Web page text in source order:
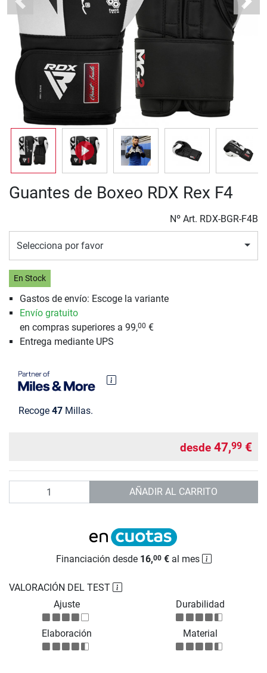
Previous Next
Guantes de Boxeo RDX Rex F4
Nº Art. RDX-BGR-F4B
Selecciona por favor
En Stock
Gastos de envío: Escoge la variante
Envío gratuito
en compras superiores a 99,00 €
Entrega mediante UPS
Recoge 47 Millas.
desde 47,99 €
AÑADIR AL CARRITO
VALORACIÓN DEL TEST
Ajuste
Durabilidad
Elaboración Material
Financiación desde 16,00€al mes